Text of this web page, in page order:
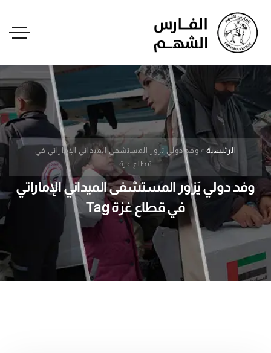
الرئيسية » وفد دولي يَزور المستشفى الميداني الإماراتي في
قطاع غزة
وفد دولي يَزور المستشفى الميداني الإماراتي
في قطاع غزة Tag